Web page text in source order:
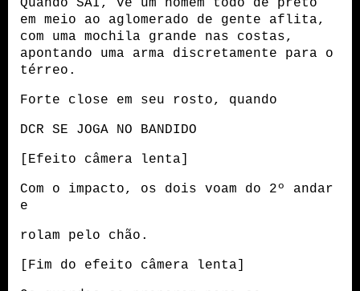
em meio ao aglomerado de gente aflita,
com uma mochila grande nas costas,
apontando uma arma discretamente para o
térreo.
Forte close em seu rosto, quando
DCR SE JOGA NO BANDIDO
[Efeito câmera lenta]
Com o impacto, os dois voam do 2º andar
e
rolam pelo chão.
[Fim do efeito câmera lenta]